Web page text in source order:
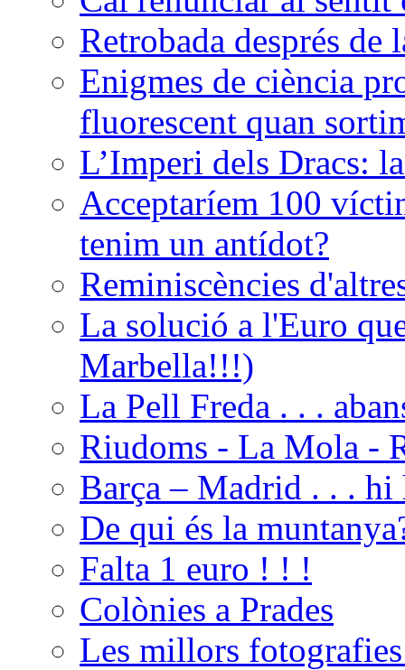
Retrobada després de
Enigmes de ciència
fluorescent quan
L’Imperi dels Dracs:
Acceptaríem 100
tenim un antídot?
Reminiscències
La solució a l'Euro
Marbella!!!)
La Pell Freda . . .
Riudoms - La Mola -
Barça – Madrid . . . hi
De qui és la
Falta 1 euro ! ! !
Colònies a Prades
Les millors